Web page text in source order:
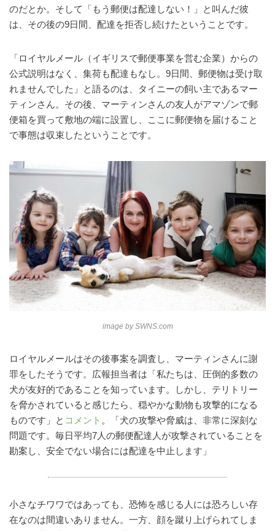
のだとか。そして「もう郵便は配達しない！」と叫んだ彼
は、その後の9日間、配達を拒否し続けたということです。
「ロイヤルメール（イギリスで郵便事業を営む企業）からの
公式説明はなく、集荷も配達もなし。9日間、郵便物は受け取
れませんでした」と語るのは、タイニーの飼い主であるマー
ティンさん。その後、マーティンさんの友人がアマゾンで郵
便箱を買って敷地の端に設置し、ここに郵便物を届けること
で事態は収束したということです。
image bySWNS.com
ロイヤルメールはその後事案を調査し、マーティンさんに謝
罪をしたそうです。広報担当者は「私たちは、圧倒的多数の
犬が友好的であることを知っています。しかし、テリトリー
を脅かされていると感じたら、穏やかな動物も攻撃的になる
ものです」と コメント 。「犬の攻撃や脅威は、非常に深刻な
問題です。毎日平均7人の郵便配達人が攻撃されていることを
勘案し、安全でない場合には配達を中止します」
小さなチワワではあっても、恐怖を感じる人には恐ろしい存
在なのは間違いありません。一方、顔を蹴り上げられてしま